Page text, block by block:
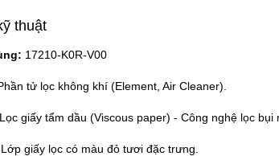
thuật
17210-K0R-V00
tử lọc không khí (Element, Air Cleaner).
Lọc giấy tẩm dầu (Viscous paper) - Công nghệ lọc bụi
Lớp giấy lọc có màu đỏ tươi đặc trưng.